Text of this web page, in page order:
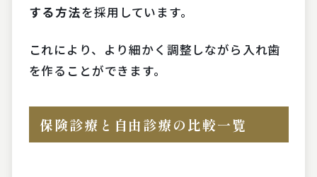
する方法を採用しています。
これにより、より細かく調整しながら入れ歯
を作ることができます。
保険診療と自由診療の比較一覧